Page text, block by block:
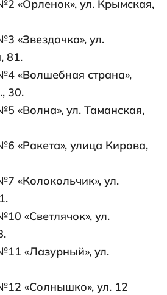
«Орленок», ул. Крымская,
«Звездочка», ул.
81.
«Волшебная страна»,
30.
«Волна», ул. Таманская,
«Ракета», улица Кирова,
«Колокольчик», ул.
«Светлячок», ул.
«Лазурный», ул.
«Солнышко», ул. 12